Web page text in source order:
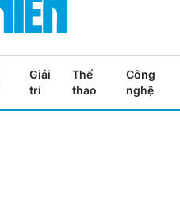
Giải
trí
Thể
thao
Công
nghệ